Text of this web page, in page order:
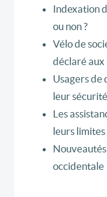
Indexation
ou non ?
Vélo de
déclaré aux
Usagers de
leur
Les
leurs limites
occidentale